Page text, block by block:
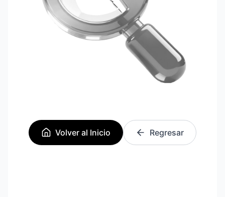
Volver al Inicio Regresar